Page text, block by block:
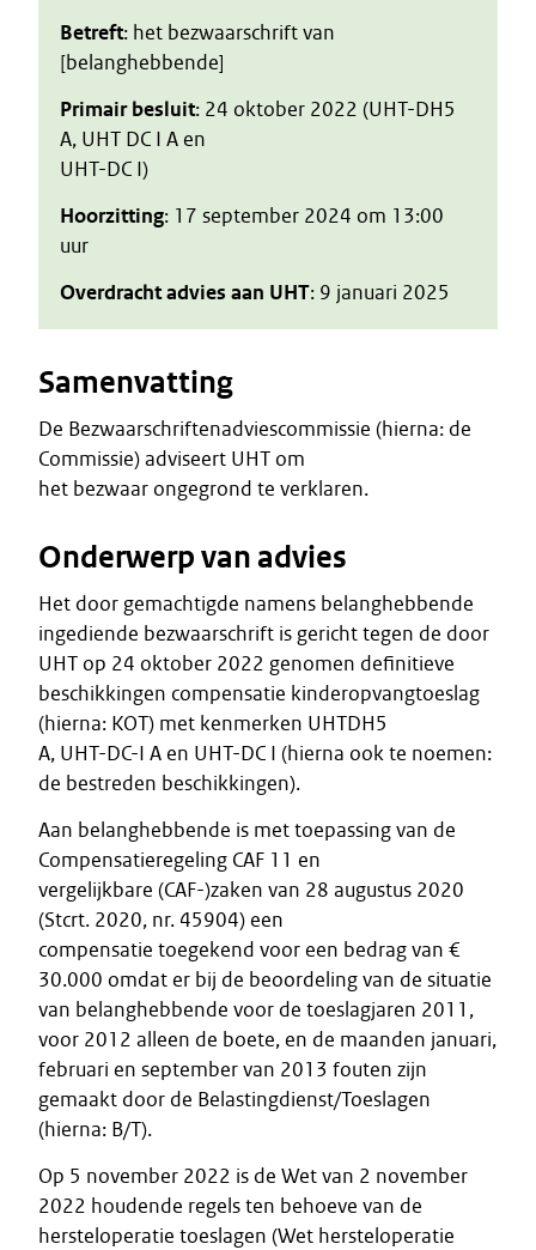
Betreft: het bezwaarschrift van
[belanghebbende]
Primair besluit: 24 oktober 2022 (UHT-DH5
A, UHT DC I A en
UHT-DC I)
Hoorzitting: 17 september 2024 om 13:00
uur
Overdracht advies aan UHT: 9 januari 2025
Samenvatting
De Bezwaarschriftenadviescommissie (hierna: de
Commissie) adviseert UHT om
het bezwaar ongegrond te verklaren.
Onderwerp van advies
Het door gemachtigde namens belanghebbende
ingediende bezwaarschrift is gericht tegen de door
UHT op 24 oktober 2022 genomen definitieve
beschikkingen compensatie kinderopvangtoeslag
(hierna: KOT) met kenmerken UHTDH5
A, UHT-DC-I A en UHT-DC I (hierna ook te noemen:
de bestreden beschikkingen).
Aan belanghebbende is met toepassing van de
Compensatieregeling CAF 11 en
vergelijkbare (CAF-)zaken van 28 augustus 2020
(Stcrt. 2020, nr. 45904) een
compensatie toegekend voor een bedrag van €
30.000 omdat er bij de beoordeling van de situatie
van belanghebbende voor de toeslagjaren 2011,
voor 2012 alleen de boete, en de maanden januari,
februari en september van 2013 fouten zijn
gemaakt door de Belastingdienst/Toeslagen
(hierna: B/T).
Op 5 november 2022 is de Wet van 2 november
2022 houdende regels ten behoeve van de
hersteloperatie toeslagen (Wet hersteloperatie